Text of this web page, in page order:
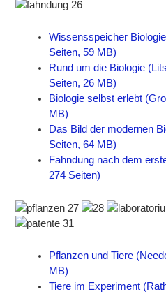
Wissensspeicher
Seiten, 59 MB)
Rund um die Biologie
Seiten, 26 MB)
Biologie selbst erlebt
MB)
Das Bild der modernen
Seiten, 64 MB)
Fahndung nach dem
274 Seiten)
Pflanzen und Tiere
MB)
Tiere im Experiment